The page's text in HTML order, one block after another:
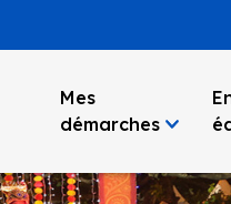
Mes
démarches